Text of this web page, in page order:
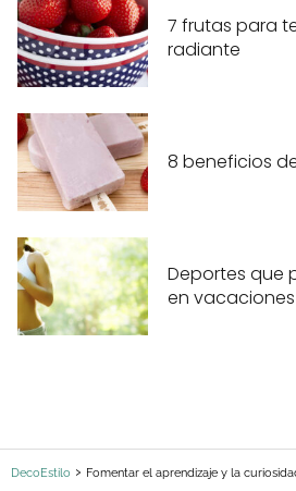
7 frutas para
radiante
8 beneficios
Deportes que
en vacaciones
DecoEstilo Fomentar el aprendizaje y la